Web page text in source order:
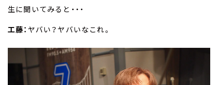
生に聞いてみると・・・
工藤： ヤバい？ヤバいなこれ。